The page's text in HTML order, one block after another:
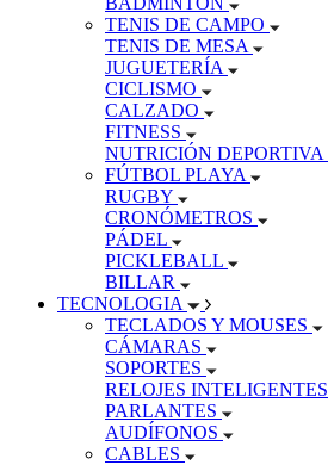
TENIS DE CAMPO
TENIS DE MESA
JUGUETERÍA
CICLISMO
CALZADO
FITNESS
NUTRICIÓN DEPORTIVA
FÚTBOL PLAYA
RUGBY
CRONÓMETROS
PÁDEL
PICKLEBALL
BILLAR
TECNOLOGIA
TECLADOS Y MOUSES
CÁMARAS
SOPORTES
RELOJES INTELIGENTES
PARLANTES
AUDÍFONOS
CABLES